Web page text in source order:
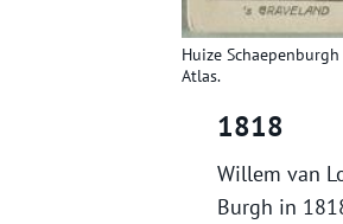
Huize
Atlas.
1818
Willem van
Burgh in